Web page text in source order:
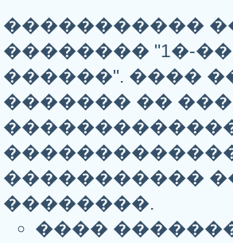
�����������
�������� "1�-
������". ����
������� ��
�����������
��������.
����